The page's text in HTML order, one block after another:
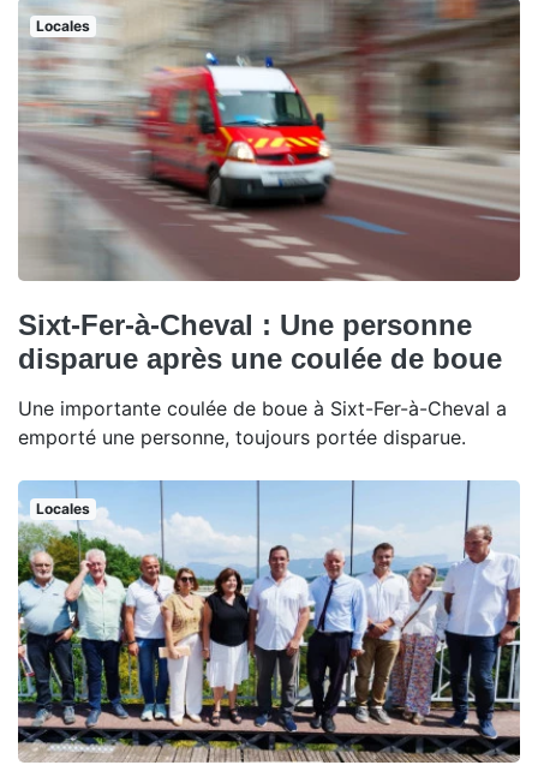
Locales
Sixt-Fer-à-Cheval : Une personne
disparue après une coulée de boue
Une importante coulée de boue à Sixt-Fer-à-Cheval a
emporté une personne, toujours portée disparue.
Locales